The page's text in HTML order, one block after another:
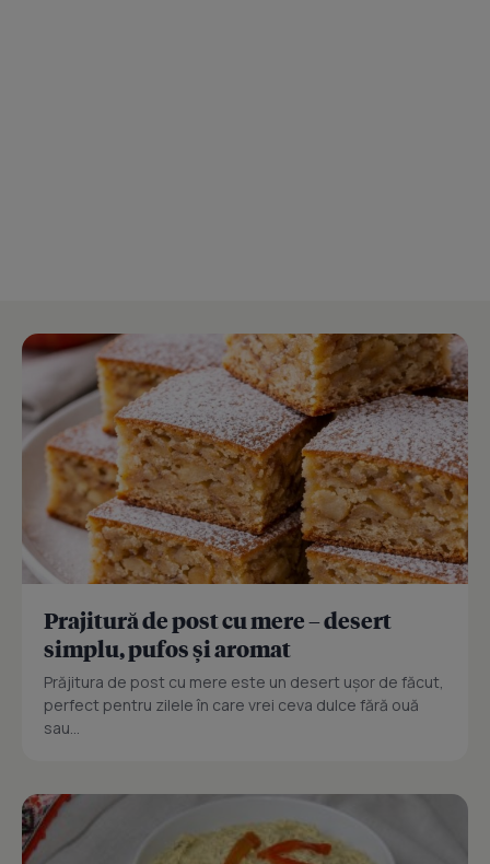
Prajitură de post cu mere – desert
simplu, pufos și aromat
Prăjitura de post cu mere este un desert ușor de făcut,
perfect pentru zilele în care vrei ceva dulce fără ouă
sau...